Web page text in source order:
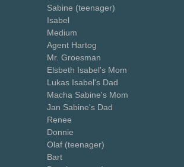
Sabine (teenager)
Isabel
Medium
Agent Hartog
Mr. Groesman
Elsbeth Isabel's Mom
Lukas Isabel's Dad
Macha Sabine's Mom
Jan Sabine's Dad
Renee
Donnie
Olaf (teenager)
Bart